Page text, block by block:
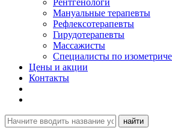
Рентгенологи
Мануальные терапевты
Рефлексотерапевты
Гирудотерапевты
Массажисты
Специалисты по
Цены и акции
Контакты
найти